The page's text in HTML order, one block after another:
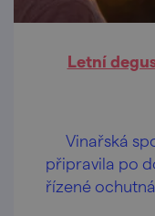
Letní
Vinařská
připravila po
řízené